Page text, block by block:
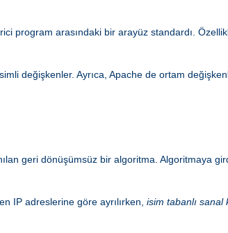
program arasındaki bir arayüz standardı.
değişkenler. Ayrıca, Apache de ortam
geri dönüşümsüz bir algoritma. Algoritmaya
IP adreslerine göre ayrılırken, isim tabanlı sanal